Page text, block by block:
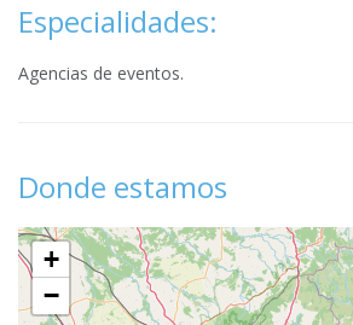
Especialidades:
Agencias de eventos.
Donde estamos
+
−